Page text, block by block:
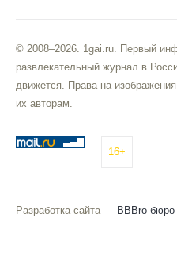
© 2008–2026. 1gai.ru. Первый
развлекательный журнал в
движется. Права на
их авторам.
16+
Разработка сайта — BBBro бюро